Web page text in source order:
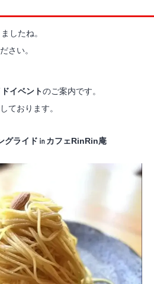
したね。
さい。
イベントのご案内です。
ております。
グライド㏌カフェRinRin庵